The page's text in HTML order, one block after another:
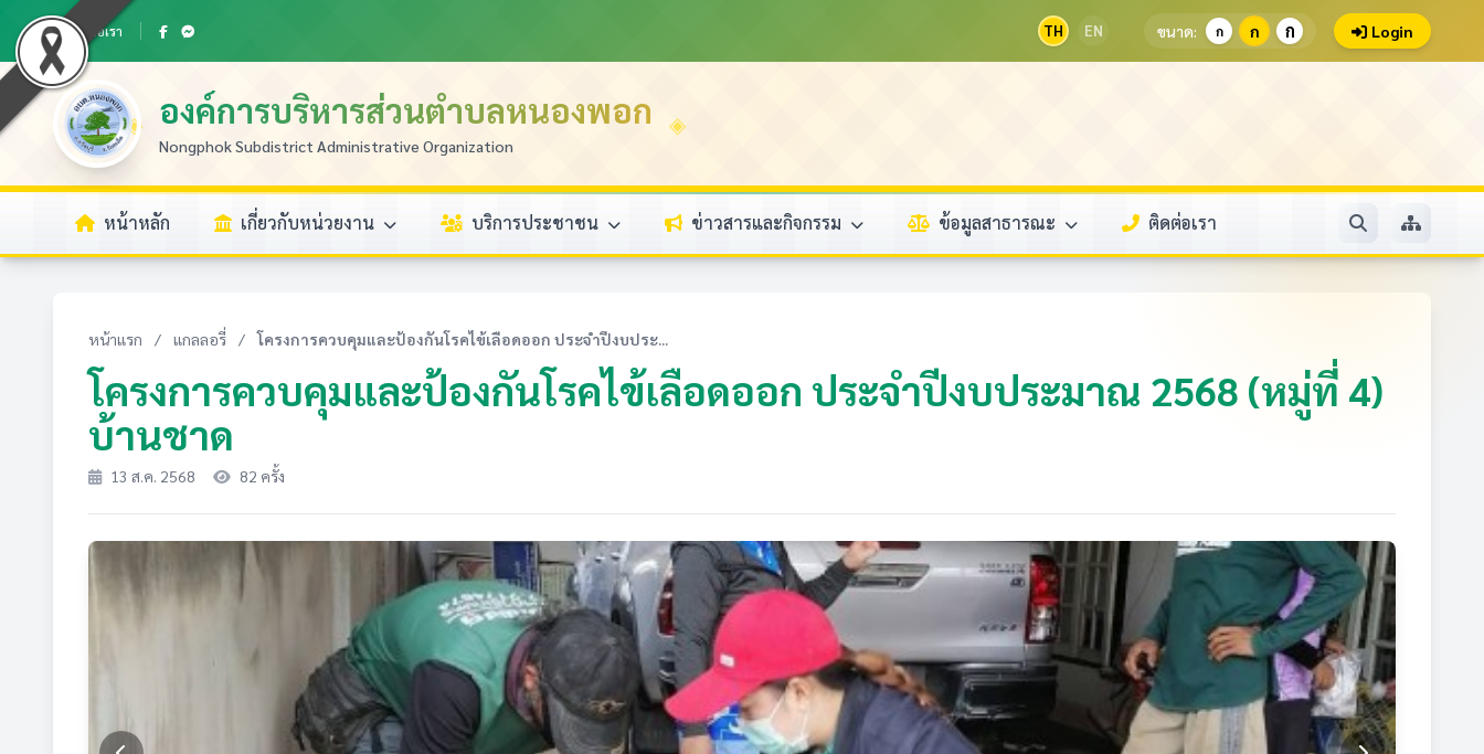
ติดต่อเรา TH EN ขนาด: ก ก ก Login
องค์การบริหารส่วนตำบลหนองพอก
Nongphok Subdistrict Administrative Organization
หน้าหลัก เกี่ยวกับหน่วยงาน บริการประชาชน ข่าวสารและกิจกรรม ข้อมูลสาธารณะ ติดต่อเรา
หน้าแรก / แกลลอรี่ / โครงการควบคุมและป้องกันโรคไข้เลือดออก ประจำปีงบประ...
โครงการควบคุมและป้องกันโรคไข้เลือดออก ประจำปีงบประมาณ 2568 (หมู่ที่ 4)
บ้านชาด
13 ส.ค. 2568 82 ครั้ง